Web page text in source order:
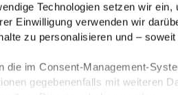
Technologien setzen wir ein,
Einwilligung verwenden wir
zu personalisieren und –
die im Consent-Management-
gegebenenfalls mit weiteren
Kursangebot
können jetzt online von den
gepflegten Informationen
oder Infos zu